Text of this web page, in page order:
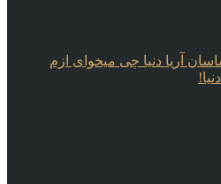
آریا دنیا چی میخوای ازم